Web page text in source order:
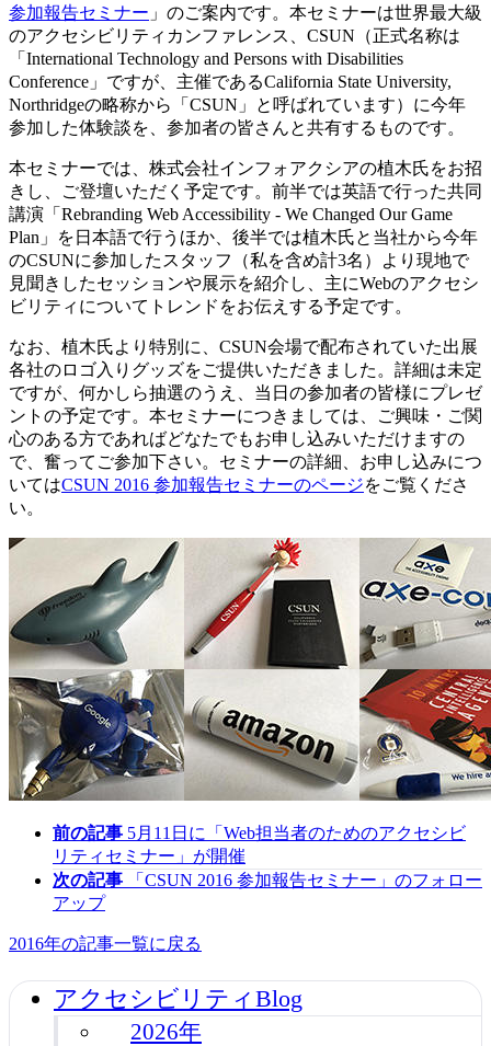
参加報告セミナー 」のご案内です。本セミナーは世界最大級
のアクセシビリティカンファレンス、CSUN（正式名称は
「International Technology and Persons with Disabilities
Conference」ですが、主催であるCalifornia State University,
Northridgeの略称から「CSUN」と呼ばれています）に今年
参加した体験談を、参加者の皆さんと共有するものです。
本セミナーでは、株式会社インフォアクシアの植木氏をお招
きし、ご登壇いただく予定です。前半では英語で行った共同
講演「Rebranding Web Accessibility - We Changed Our Game
Plan」を日本語で行うほか、後半では植木氏と当社から今年
のCSUNに参加したスタッフ（私を含め計3名）より現地で
見聞きしたセッションや展示を紹介し、主にWebのアクセシ
ビリティについてトレンドをお伝えする予定です。
なお、植木氏より特別に、CSUN会場で配布されていた出展
各社のロゴ入りグッズをご提供いただきました。詳細は未定
ですが、何かしら抽選のうえ、当日の参加者の皆様にプレゼ
ントの予定です。本セミナーにつきましては、ご興味・ご関
心のある方であればどなたでもお申し込みいただけますの
で、奮ってご参加下さい。セミナーの詳細、お申し込みにつ
いてはCSUN 2016 参加報告セミナーのページをご覧くださ
い。
前の記事 5月11日に「Web担当者のためのアクセシビ
リティセミナー」が開催
次の記事
「CSUN 2016 参加報告セミナー」のフォロー
アップ
2016年の記事一覧に戻る
アクセシビリティBlog
2026年